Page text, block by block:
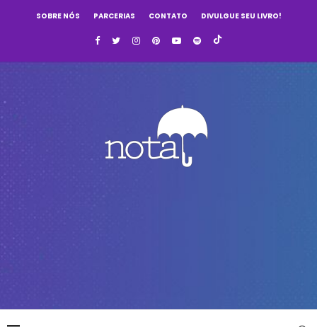
SOBRE NÓS PARCERIAS CONTATO DIVULGUE SEU LIVRO!